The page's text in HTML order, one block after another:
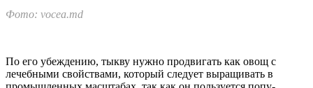
Фото: vocea.md
По его убеждению, тыкву нужно продвигать как овощ с
лечебными свойствами, ко­торый следует выращивать в